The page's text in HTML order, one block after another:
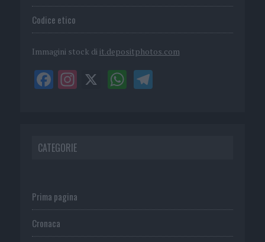
Codice etico
Immagini stock di it.depositphotos.com
CATEGORIE
Prima pagina
Cronaca